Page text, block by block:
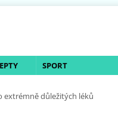
SPORT
extrémně důležitých léků